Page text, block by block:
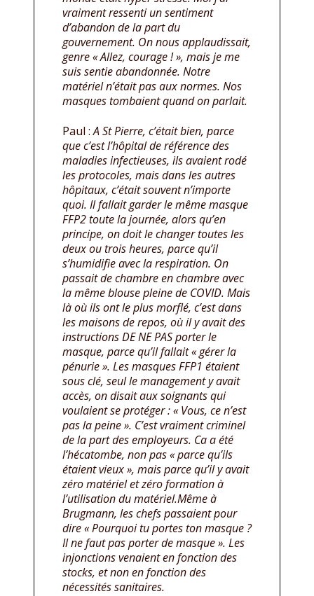
vraiment ressenti un sentiment
d’abandon de la part du
gouvernement. On nous applaudissait,
genre « Allez, courage ! », mais je me
suis sentie abandonnée. Notre
matériel n’était pas aux normes. Nos
masques tombaient quand on parlait.
Paul :A St Pierre, c’était bien, parce
que c’est l’hôpital de référence des
maladies infectieuses, ils avaient rodé
les protocoles, mais dans les autres
hôpitaux, c’était souvent n’importe
quoi. Il fallait garder le même masque
FFP2 toute la journée, alors qu’en
principe, on doit le changer toutes les
deux ou trois heures, parce qu’il
s’humidifie avec la respiration. On
passait de chambre en chambre avec
la même blouse pleine de COVID. Mais
là où ils ont le plus morflé, c’est dans
les maisons de repos, où il y avait des
instructions DE NE PAS porter le
masque, parce qu’il fallait « gérer la
pénurie ». Les masques FFP1 étaient
sous clé, seul le management y avait
accès, on disait aux soignants qui
voulaient se protéger : « Vous, ce n’est
pas la peine ». C’est vraiment criminel
de la part des employeurs. Ca a été
l’hécatombe, non pas « parce qu’ils
étaient vieux », mais parce qu’il y avait
zéro matériel et zéro formation à
l’utilisation du matériel.Même à
Brugmann, les chefs passaient pour
dire « Pourquoi tu portes ton masque ?
Il ne faut pas porter de masque ». Les
injonctions venaient en fonction des
stocks, et non en fonction des
nécessités sanitaires.